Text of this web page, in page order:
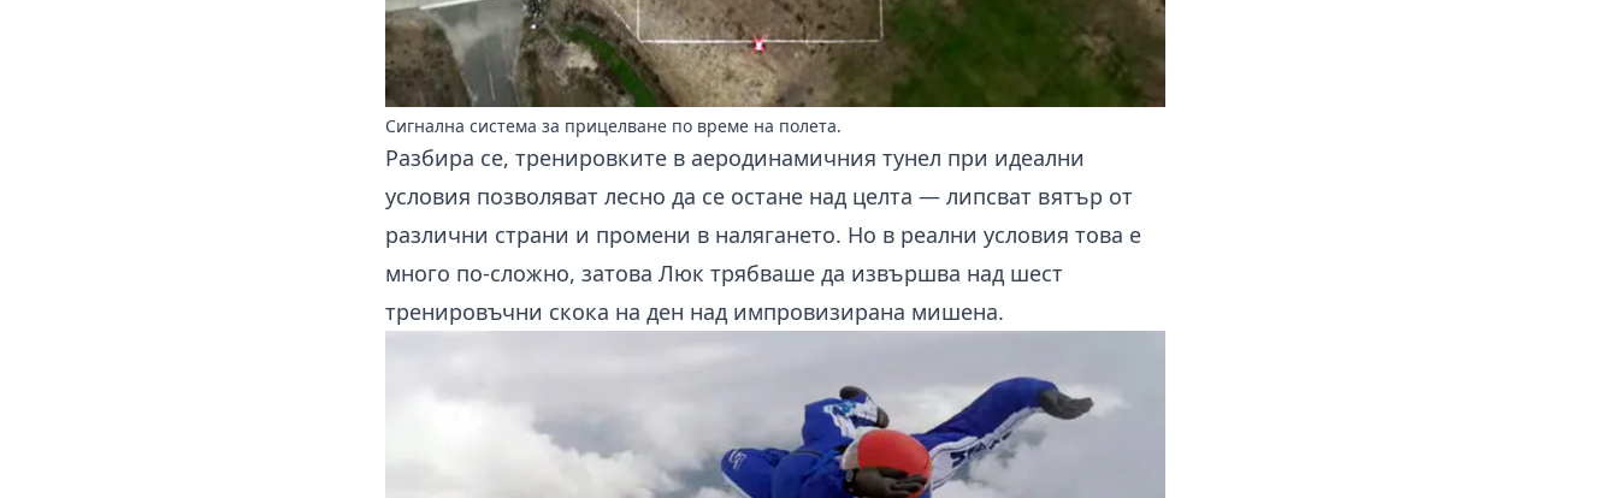
Сигнална система за прицелване по време на полета.
Разбира се, тренировките в аеродинамичния тунел при идеални
условия позволяват лесно да се остане над целта — липсват вятър от
различни страни и промени в налягането. Но в реални условия това е
много по-сложно, затова Люк трябваше да извършва над шест
тренировъчни скока на ден над импровизирана мишена.